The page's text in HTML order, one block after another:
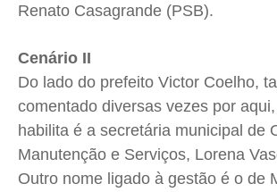
Renato Casagrande (PSB).
Cenário II
Do lado do prefeito Victor Coelho,
comentado diversas vezes por
habilita é a secretária municipal de
Manutenção e Serviços, Lorena
Outro nome ligado à gestão é o de